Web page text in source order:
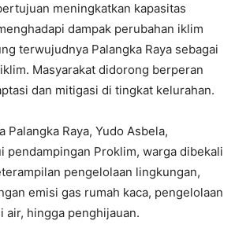
meningkatkan kapasitas
dampak perubahan iklim
terwujudnya Palangka Raya sebagai
Masyarakat didorong berperan
dan mitigasi di tingkat kelurahan.
Palangka Raya, Yudo Asbela,
pendampingan Proklim, warga dibekali
pengelolaan lingkungan,
emisi gas rumah kaca, pengelolaan
air, hingga penghijauan.